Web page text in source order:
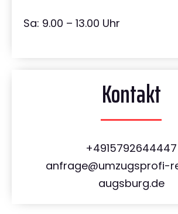
Sa: 9.00 – 13.00 Uhr
Kontakt
+4915792644447
anfrage@umzugsprofi-
augsburg.de